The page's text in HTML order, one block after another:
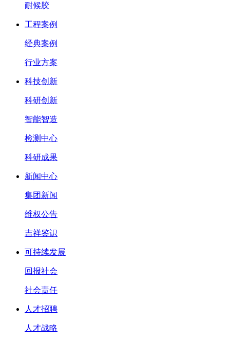
耐候胶
工程案例
经典案例
行业方案
科技创新
科研创新
智能智造
检测中心
科研成果
新闻中心
集团新闻
维权公告
吉祥鉴识
可持续发展
回报社会
社会责任
人才招聘
人才战略